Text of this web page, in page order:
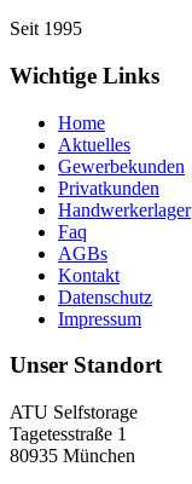
Seit 1995
Wichtige Links
Home
Aktuelles
Gewerbekunden
Privatkunden
Handwerkerlager
Faq
AGBs
Kontakt
Datenschutz
Impressum
Unser Standort
ATU Selfstorage
Tagetesstraße 1
80935 München